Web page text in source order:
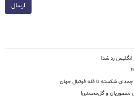
ارسال
انگلیس رد شد!
و چمدان شکسته تا قله فوتبال جهان
منصوریان و گل‌محمدی!